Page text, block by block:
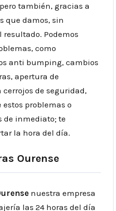
también, gracias a
que damos, sin
Podemos
como
anti bumping, cambios
apertura de
de seguridad,
problemas o
de inmediato; te
la hora del día.
Ourense
nuestra empresa
las 24 horas del día